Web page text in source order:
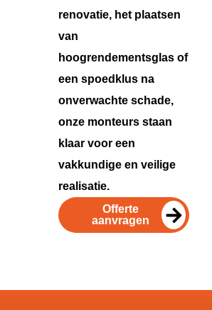
renovatie, het plaatsen
van
hoogrendementsglas of
een spoedklus na
onverwachte schade,
onze monteurs staan
klaar voor een
vakkundige en veilige
realisatie.
Offerte
aanvragen